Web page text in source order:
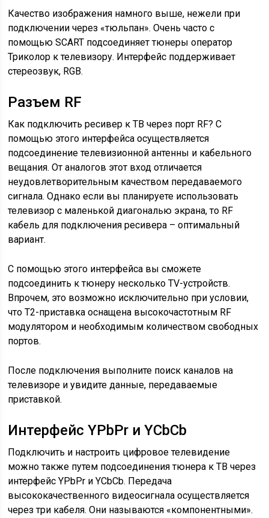
Качество изображения намного выше, нежели при
подключении через «тюльпан». Очень часто с
помощью SCART подсоединяет тюнеры оператор
Триколор к телевизору. Интерфейс поддерживает
стереозвук, RGB.
Разъем RF
Как подключить ресивер к ТВ через порт RF? С
помощью этого интерфейса осуществляется
подсоединение телевизионной антенны и кабельного
вещания. От аналогов этот вход отличается
неудовлетворительным качеством передаваемого
сигнала. Однако если вы планируете использовать
телевизор с маленькой диагональю экрана, то RF
кабель для подключения ресивера – оптимальный
вариант.
С помощью этого интерфейса вы сможете
подсоединить к тюнеру несколько TV-устройств.
Впрочем, это возможно исключительно при условии,
что Т2-приставка оснащена высокочастотным RF
модулятором и необходимым количеством свободных
портов.
После подключения выполните поиск каналов на
телевизоре и увидите данные, передаваемые
приставкой.
Интерфейс YPbPr и YCbCb
Подключить и настроить цифровое телевидение
можно также путем подсоединения тюнера к ТВ через
интерфейс YPbPr и YCbCb. Передача
высококачественного видеосигнала осуществляется
через три кабеля. Они называются «компонентными».